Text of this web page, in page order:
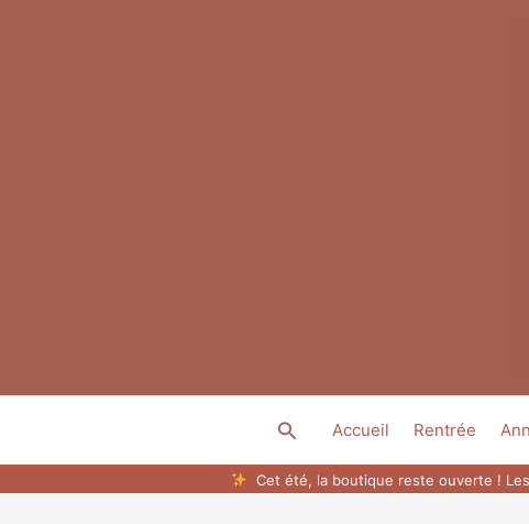
Rechercher
Accueil Rentrée
Cet été, la boutique reste ouverte !